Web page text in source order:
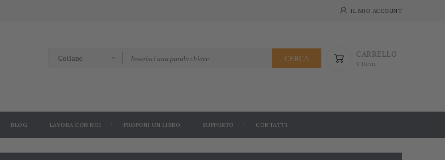
IL MIO ACCOUNT
CARRELLO
0 Item
CERCA
BLOG LAVORA CON NOI PROPONI UN LIBRO SUPPORTO CONTATTI